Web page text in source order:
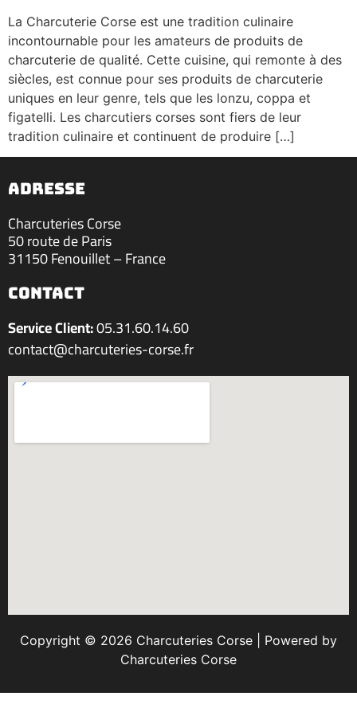
La Charcuterie Corse est une tradition culinaire
incontournable pour les amateurs de produits de
charcuterie de qualité. Cette cuisine, qui remonte à des
siècles, est connue pour ses produits de charcuterie
uniques en leur genre, tels que les lonzu, coppa et
figatelli. Les charcutiers corses sont fiers de leur
tradition culinaire et continuent de produire […]
ADRESSE
Charcuteries Corse
50 route de Paris
31150 Fenouillet – France
contact
Service Client:05.31.60.14.60
contact@charcuteries-corse.fr
Copyright © 2026 Charcuteries Corse | Powered by
Charcuteries Corse